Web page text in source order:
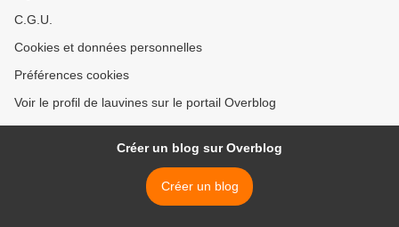
C.G.U.
Cookies et données personnelles
Préférences cookies
Voir le profil de lauvines sur le portail Overblog
Créer un blog sur Overblog
Créer un blog